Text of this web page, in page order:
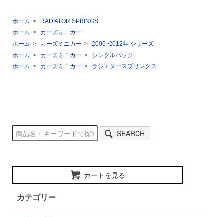
ホーム >
RADIATOR SPRINGS
ホーム >
カーズミニカー
ホーム > カーズミニカー > 2006~2012年 シリーズ
ホーム > カーズミニカー >
シングルパック
ホーム > カーズミニカー > ラジエタースプリングス
SEARCH
カートを見る
カテゴリー